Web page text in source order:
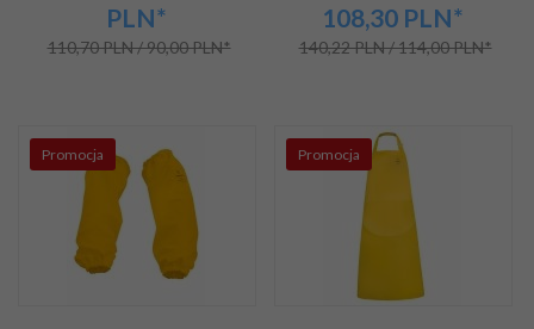
PLN*
110,70 PLN / 90,00 PLN*
108,30 PLN*
140,22 PLN / 114,00 PLN*
Promocja Promocja